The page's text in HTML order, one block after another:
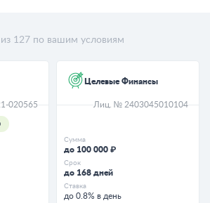
127 по вашим условиям
020565
Целевые Финансы
Лиц. № 2403045010104
Сумма
до 100 000 ₽
Срок
до 168 дней
Ставка
до 0.8% в день